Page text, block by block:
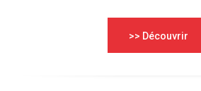
>> Découvrir